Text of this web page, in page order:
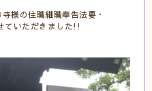
様の住職継職奉告法要・
ていただきました!!